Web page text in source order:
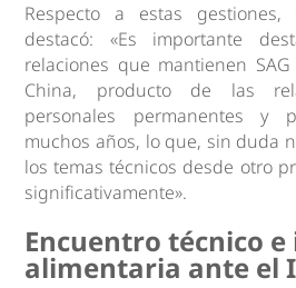
Respecto a estas gestiones,
destacó: «Es importante
relaciones que mantienen
China, producto de las
personales permanentes y
muchos años, lo que, sin duda
los temas técnicos desde otro
significativamente».
Encuentro técnico
alimentaria ante el